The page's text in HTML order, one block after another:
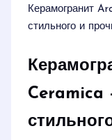
Керамогранит
стильного и